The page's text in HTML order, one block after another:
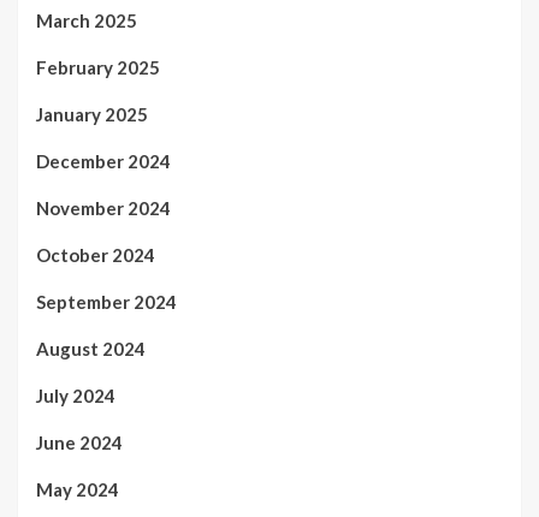
March 2025
February 2025
January 2025
December 2024
November 2024
October 2024
September 2024
August 2024
July 2024
June 2024
May 2024